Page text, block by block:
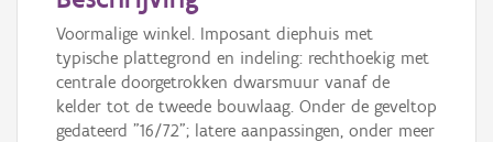
Voormalige winkel. Imposant diephuis met
typische plattegrond en indeling: rechthoekig met
centrale doorgetrokken dwarsmuur vanaf de
kelder tot de tweede bouwlaag. Onder de geveltop
gedateerd "16/72"; latere aanpassingen, onder meer